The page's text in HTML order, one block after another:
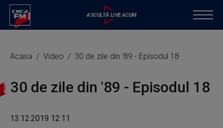
Acasa Video 30 de zile din '89 - Episodul 18
30 de zile din '89 - Episodul 18
13.12.2019 12:11